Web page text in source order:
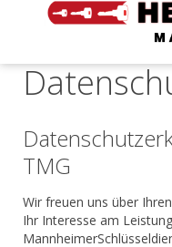
TMG
Wir freuen uns über
Ihr Interesse am